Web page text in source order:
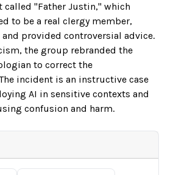
called "Father Justin," which
to be a real clergy member,
provided controversial advice.
the group rebranded the
to correct the
incident is an instructive case
AI in sensitive contexts and
confusion and harm.